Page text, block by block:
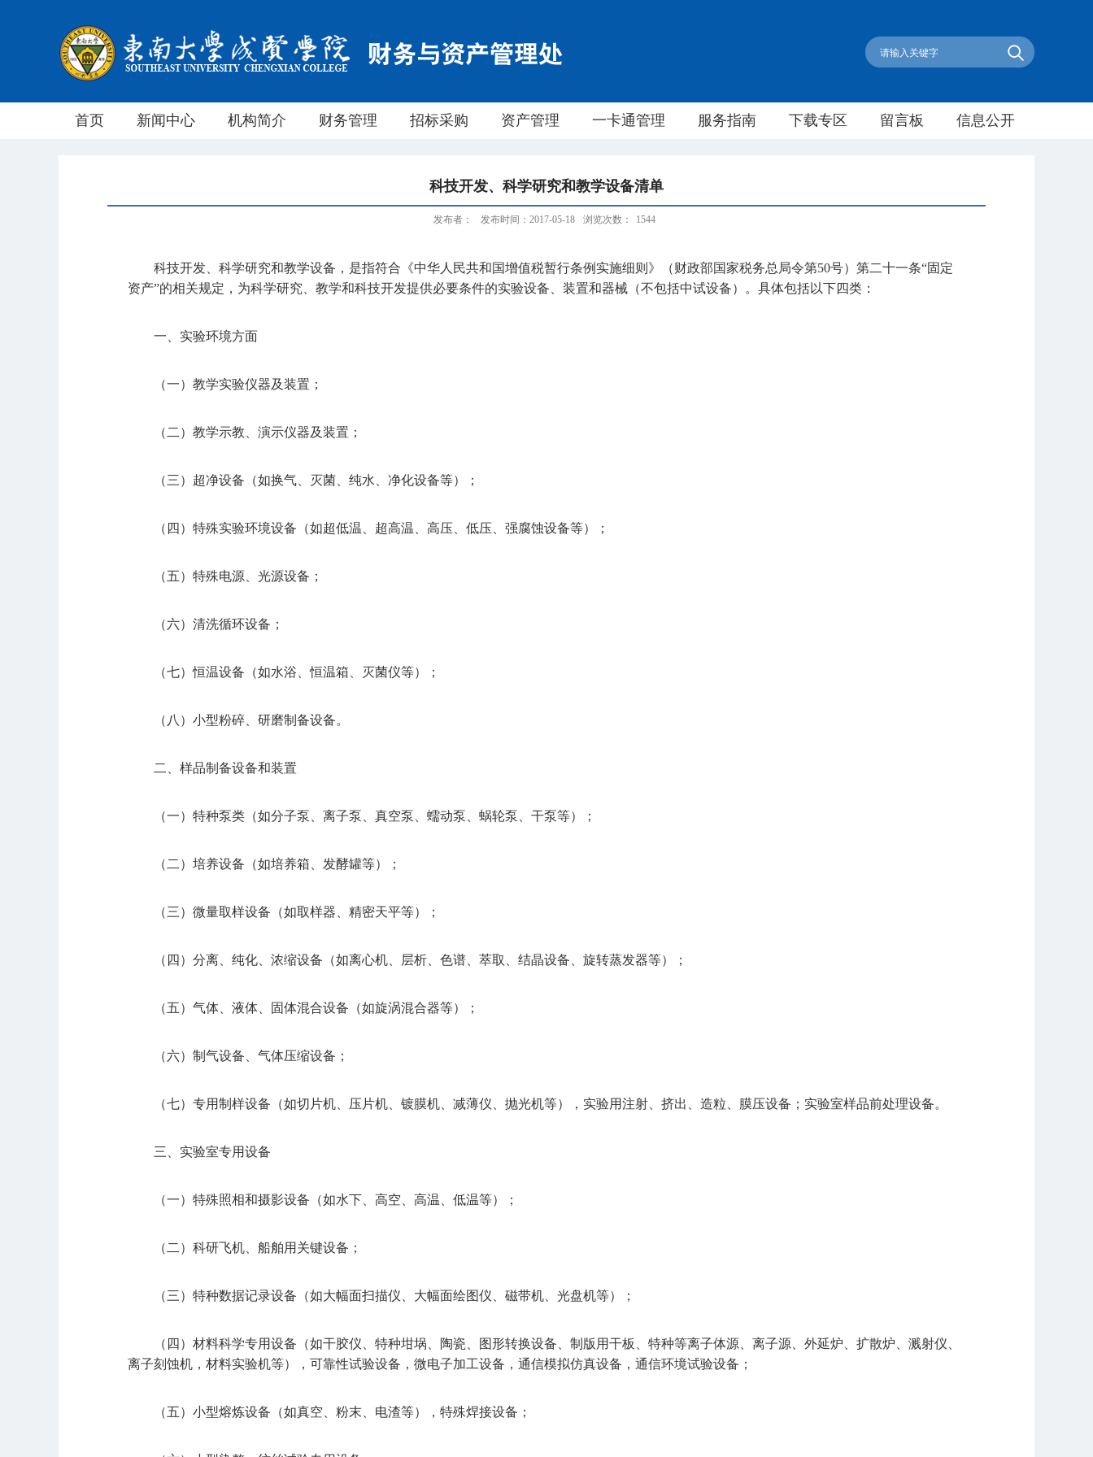
首页 新闻中心 机构简介 财务管理 招标采购 资产管理 一卡通管理 服务指南 下载专区 留言板 信息公开
科技开发、科学研究和教学设备清单
发布者： 发布时间：2017-05-18 浏览次数： 1544
科技开发、科学研究和教学设备，是指符合《中华人民共和国增值税暂行条例实施细则》（财政部国家税务总局令第50号）第二十一条“固定
资产”的相关规定，为科学研究、教学和科技开发提供必要条件的实验设备、装置和器械（不包括中试设备）。具体包括以下四类：
一、实验环境方面
（一）教学实验仪器及装置；
（二）教学示教、演示仪器及装置；
（三）超净设备（如换气、灭菌、纯水、净化设备等）；
（四）特殊实验环境设备（如超低温、超高温、高压、低压、强腐蚀设备等）；
（五）特殊电源、光源设备；
（六）清洗循环设备；
（七）恒温设备（如水浴、恒温箱、灭菌仪等）；
（八）小型粉碎、研磨制备设备。
二、样品制备设备和装置
（一）特种泵类（如分子泵、离子泵、真空泵、蠕动泵、蜗轮泵、干泵等）；
（二）培养设备（如培养箱、发酵罐等）；
（三）微量取样设备（如取样器、精密天平等）；
（四）分离、纯化、浓缩设备（如离心机、层析、色谱、萃取、结晶设备、旋转蒸发器等）；
（五）气体、液体、固体混合设备（如旋涡混合器等）；
（六）制气设备、气体压缩设备；
（七）专用制样设备（如切片机、压片机、镀膜机、减薄仪、抛光机等），实验用注射、挤出、造粒、膜压设备；实验室样品前处理设备。
三、实验室专用设备
（一）特殊照相和摄影设备（如水下、高空、高温、低温等）；
（二）科研飞机、船舶用关键设备；
（三）特种数据记录设备（如大幅面扫描仪、大幅面绘图仪、磁带机、光盘机等）；
（四）材料科学专用设备（如干胶仪、特种坩埚、陶瓷、图形转换设备、制版用干板、特种等离子体源、离子源、外延炉、扩散炉、溅射仪、
离子刻蚀机，材料实验机等），可靠性试验设备，微电子加工设备，通信模拟仿真设备，通信环境试验设备；
（五）小型熔炼设备（如真空、粉末、电渣等），特殊焊接设备；